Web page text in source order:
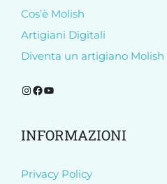
Cos’è Molish
Artigiani Digitali
Diventa un artigiano Molish
Segui Molish su Instagram
Segui Molish su Facebook
Iscriviti al nostro canale YouTube
INFORMAZIONI
Privacy Policy